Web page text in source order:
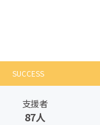
SUCCESS
支援者
87人